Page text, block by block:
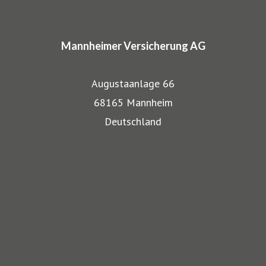
gut wieder: Gerade, wenn wertvolle Gegenstände wie
bestehen besondere Gefahren. Die Mitarbeiter der
Mannheimer Versicherung AG
Augustaanlage 66
68165 Mannheim
Deutschland